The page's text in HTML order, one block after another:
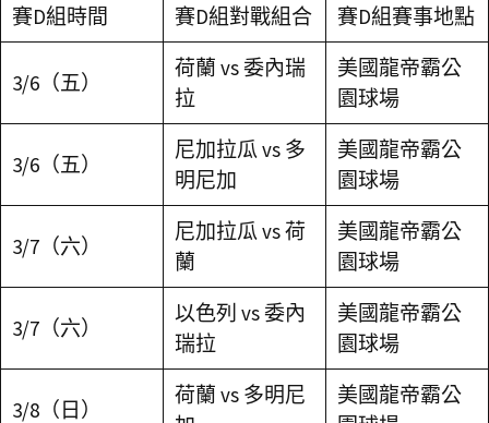
賽D組時間
賽D組對戰組合
賽D組賽事地點
3/6（五）
荷蘭 vs 委內瑞
拉
美國龍帝霸公
園球場
3/6（五）
尼加拉瓜 vs 多
明尼加
美國龍帝霸公
園球場
3/7（六）
尼加拉瓜 vs 荷
蘭
美國龍帝霸公
園球場
3/7（六）
以色列 vs 委內
瑞拉
美國龍帝霸公
園球場
3/8（日）
荷蘭 vs 多明尼
美國龍帝霸公